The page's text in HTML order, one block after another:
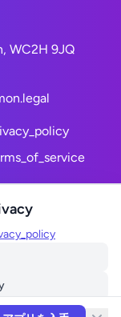
WC2H 9JQ